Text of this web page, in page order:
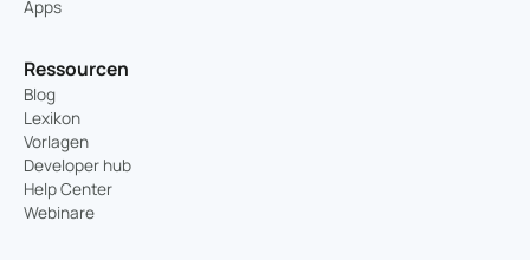
Apps
Ressourcen
Blog
Lexikon
Vorlagen
Developer hub
Help Center
Webinare